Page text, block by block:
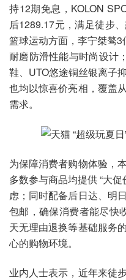
持12期免息，KOLON
后1289.17元，满足徒步
篮球运动方面，李宁桀骜
耐磨防滑性能与时尚设计
鞋、UTO悠途铜丝银离子
也均以惊喜价亮相，覆盖
需求。
为保障消费者购物体验，
多数参与商品均提供 “大
虑；同时配备后日达、明
包邮，确保消费者能尽快
天无理由退换等基础服务
心的购物环境。
业内人士表示，近年来徒